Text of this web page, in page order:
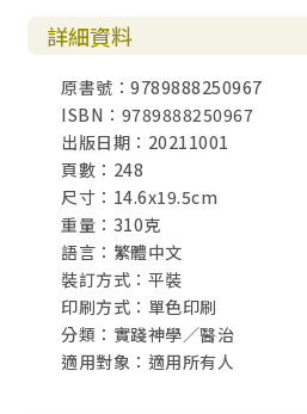
詳細資料
原書號：9789888250967
ISBN：9789888250967
出版日期：20211001
頁數：248
尺寸：14.6x19.5cm
重量：310克
語言：繁體中文
裝訂方式：平裝
印刷方式：單色印刷
分類：實踐神學／醫治
適用對象：適用所有人